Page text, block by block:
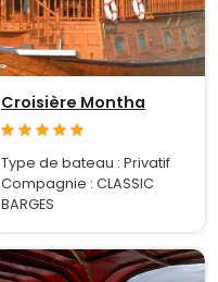
Croisière Montha
Type de bateau : Privatif
Compagnie : CLASSIC
BARGES